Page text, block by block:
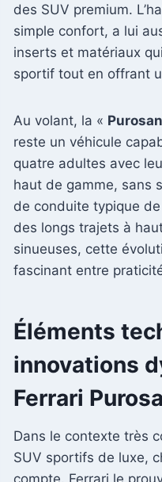
des SUV premium.
simple confort, a lui
inserts et matériaux
sportif tout en offrant
Au volant, la «
reste un véhicule
quatre adultes avec
haut de gamme, sans
de conduite typique
des longs trajets à
sinueuses, cette
fascinant entre
Éléments
innovations
Ferrari
Dans le contexte très
SUV sportifs de luxe,
compte. Ferrari le